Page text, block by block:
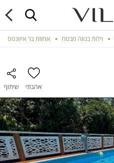
וילות בנווה מבטח אחוזת בר איוונטס
אהבתי שיתוף